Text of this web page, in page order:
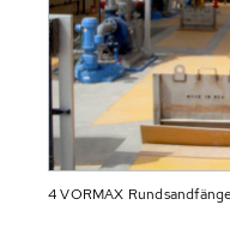
4 VORMAX